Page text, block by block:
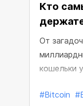
Кто
От
кошельки
#Bitcoin